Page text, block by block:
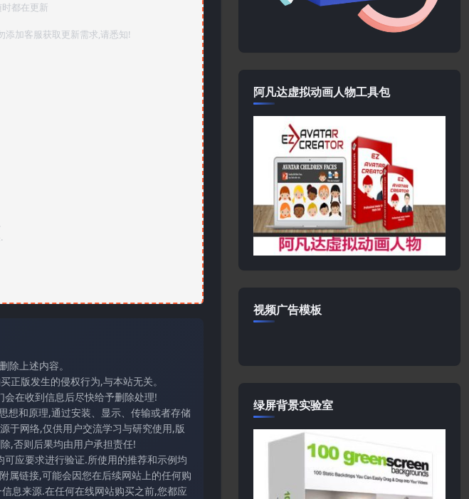
都在更新
添加客服获取更新需求,请悉知!
除上述内容。
正版发生的侵权行为,与本站无关。
在收到信息后尽快给予删除处理!
想和原理,通过安装、显示、传输或者存储
于网络,仅供用户交流学习与研究使用,版
,否则后果均由用户承担责任!
应要求进行验证.所使用的推荐和示例均
属链接,可能会因您在后续网站上的任何购
息来源.在任何在线网站购买之前,您都应
阿凡达虚拟动画人物工具包
视频广告模板
绿屏背景实验室